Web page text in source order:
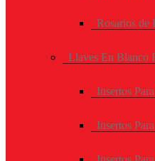
Rosarios de
Llaves En Blanco
Insertos
Insertos